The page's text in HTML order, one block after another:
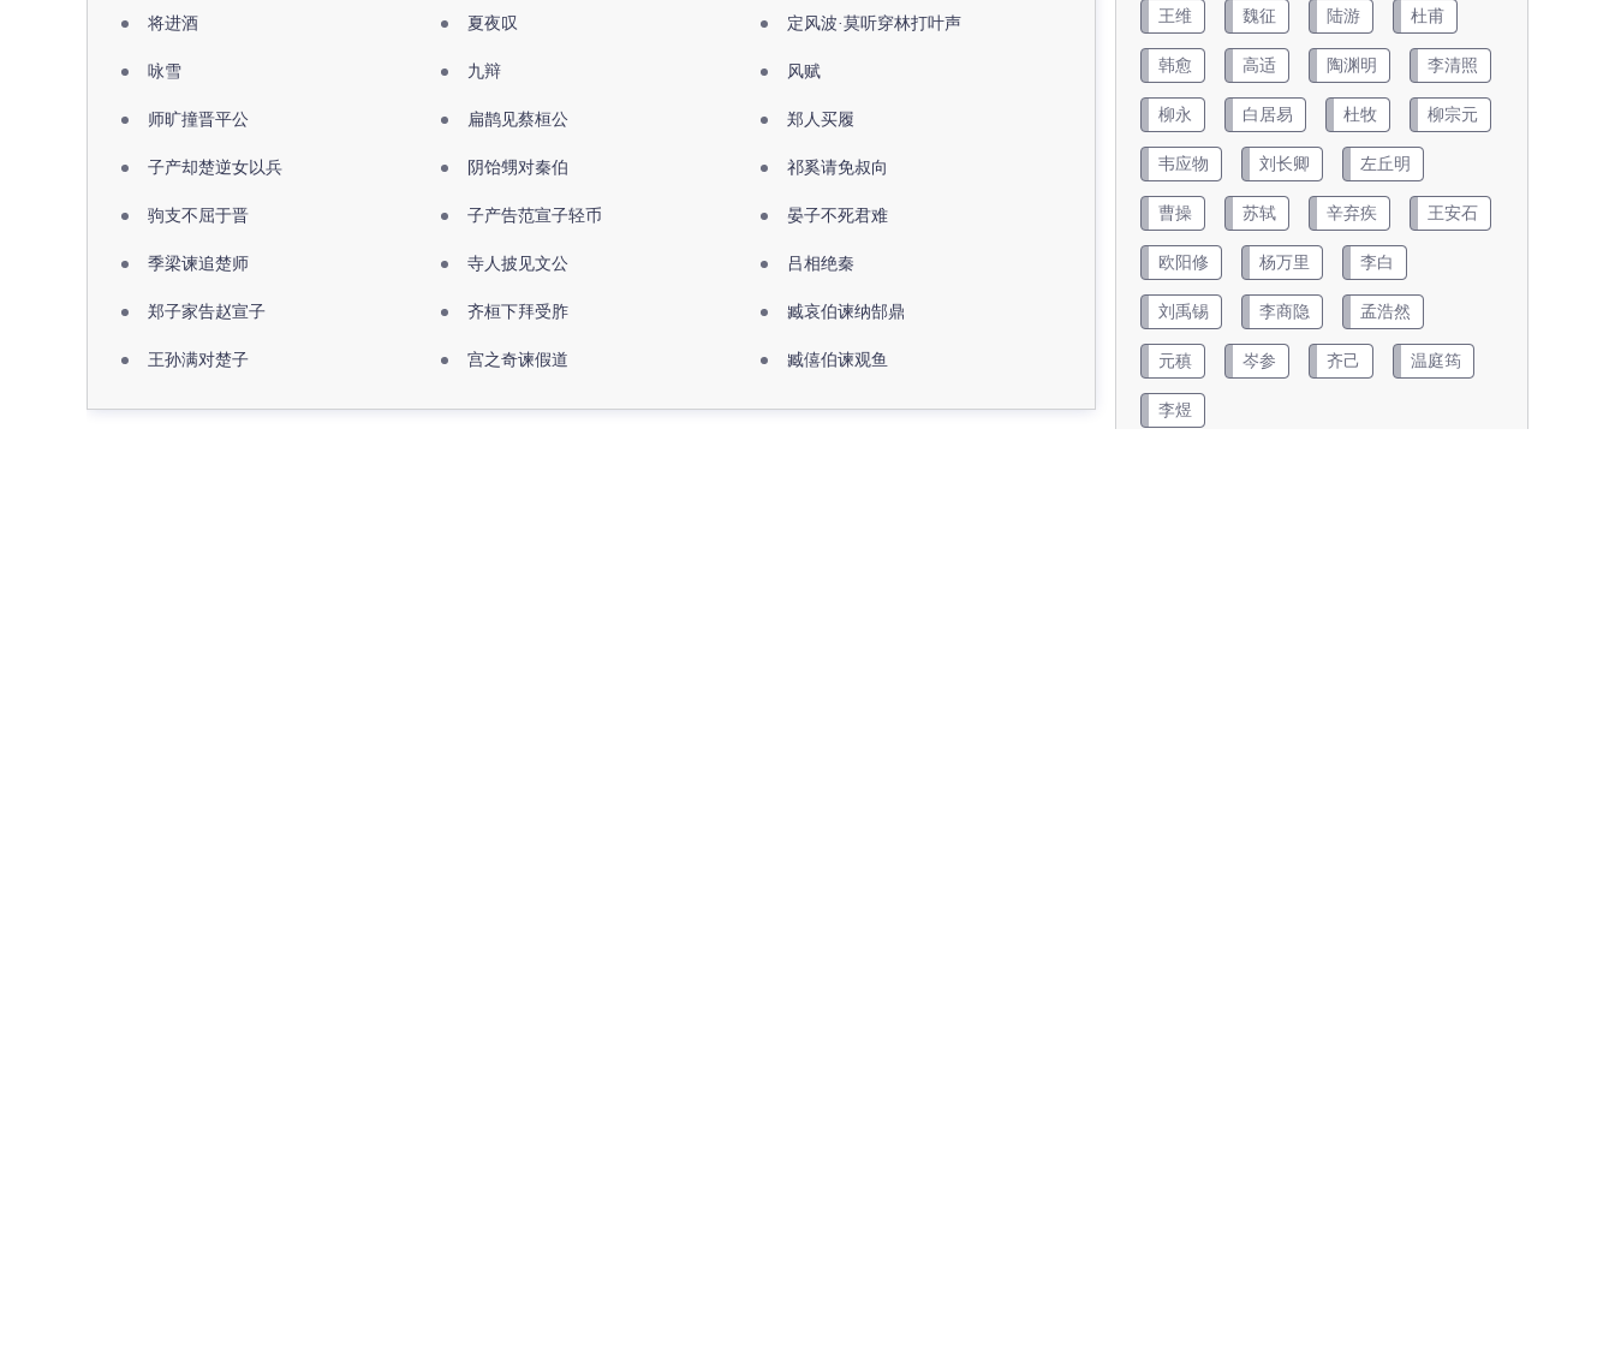
将进酒 夏夜叹 定风波·莫听穿林打叶声
咏雪 九辩 风赋
师旷撞晋平公 扁鹊见蔡桓公 郑人买履
子产却楚逆女以兵 阴饴甥对秦伯 祁奚请免叔向
驹支不屈于晋 子产告范宣子轻币 晏子不死君难
季梁谏追楚师 寺人披见文公 吕相绝秦
郑子家告赵宣子 齐桓下拜受胙 臧哀伯谏纳郜鼎
王孙满对楚子 宫之奇谏假道 臧僖伯谏观鱼
王维 魏征 陆游 杜甫
韩愈 高适 陶渊明 李清照
柳永 白居易 杜牧 柳宗元
韦应物 刘长卿 左丘明
曹操 苏轼 辛弃疾 王安石
欧阳修 杨万里 李白
刘禹锡 李商隐 孟浩然
元稹 岑参 齐己 温庭筠
李煜